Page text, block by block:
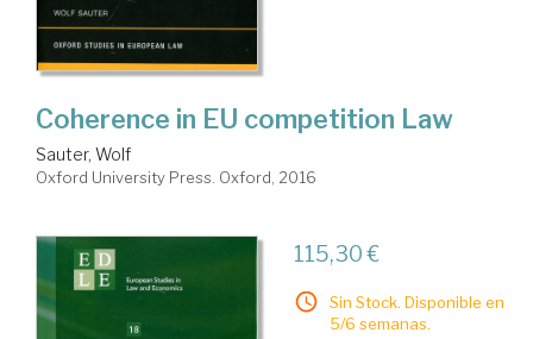
Coherence in EU competition Law
Sauter, Wolf
Oxford University Press. Oxford, 2016
115,30 €
Sin Stock. Disponible en
5/6 semanas.